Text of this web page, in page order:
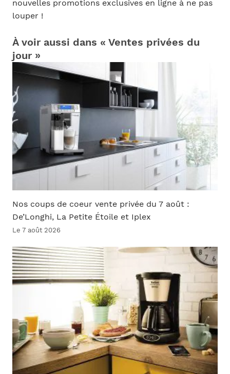
nouvelles promotions exclusives en ligne à ne pas
louper !
À voir aussi dans « Ventes privées du
jour »
Nos coups de coeur vente privée du 7 août :
De’Longhi, La Petite Étoile et Iplex
Le 7 août 2026